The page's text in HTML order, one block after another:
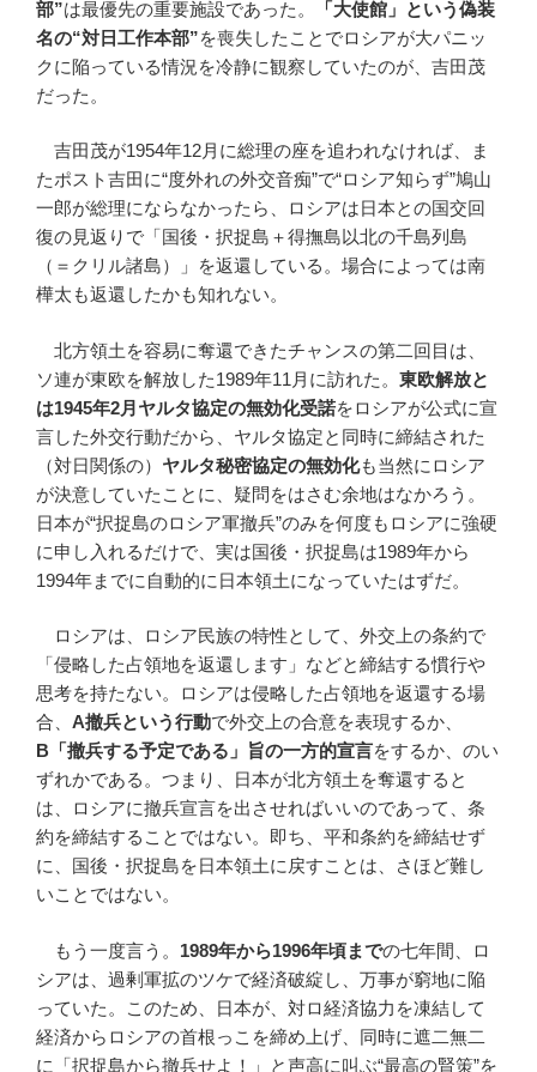
部”は最優先の重要施設であった。
「大使館」という偽装
名の“対日工作本部”を喪失したことでロシアが大パニッ
クに陥っている情況を冷静に観察していたのが、吉田茂
だった。
吉田茂が1954年12月に総理の座を追われなければ、ま
たポスト吉田に“度外れの外交音痴”で“ロシア知らず”鳩山
一郎が総理にならなかったら、ロシアは日本との国交回
復の見返りで「国後・択捉島＋得撫島以北の千島列島
（＝クリル諸島）」を返還している。場合によっては南
樺太も返還したかも知れない。
北方領土を容易に奪還できたチャンスの第二回目は、
ソ連が東欧を解放した1989年11月に訪れた。 東欧解放と
は1945年2月ヤルタ協定の無効化受諾をロシアが公式に宣
言した外交行動だから、ヤルタ協定と同時に締結された
（対日関係の） ヤルタ秘密協定の無効化も当然にロシア
が決意していたことに、疑問をはさむ余地はなかろう。
日本が“択捉島のロシア軍撤兵”のみを何度もロシアに強硬
に申し入れるだけで、実は国後・択捉島は1989年から
1994年までに自動的に日本領土になっていたはずだ。
ロシアは、ロシア民族の特性として、外交上の条約で
「侵略した占領地を返還します」などと締結する慣行や
思考を持たない。ロシアは侵略した占領地を返還する場
合、 A撤兵という行動で外交上の合意を表現するか、
B 「撤兵する予定である」旨の一方的宣言をするか、のい
ずれかである。つまり、日本が北方領土を奪還すると
は、ロシアに撤兵宣言を出させればいいのであって、条
約を締結することではない。即ち、平和条約を締結せず
に、国後・択捉島を日本領土に戻すことは、さほど難し
いことではない。
もう一度言う。 1989年から1996年頃までの七年間、ロ
シアは、過剰軍拡のツケで経済破綻し、万事が窮地に陥
っていた。このため、日本が、対ロ経済協力を凍結して
経済からロシアの首根っこを締め上げ、同時に遮二無二
に「択捉島から撤兵せよ！」と声高に叫ぶ“最高の賢策”を